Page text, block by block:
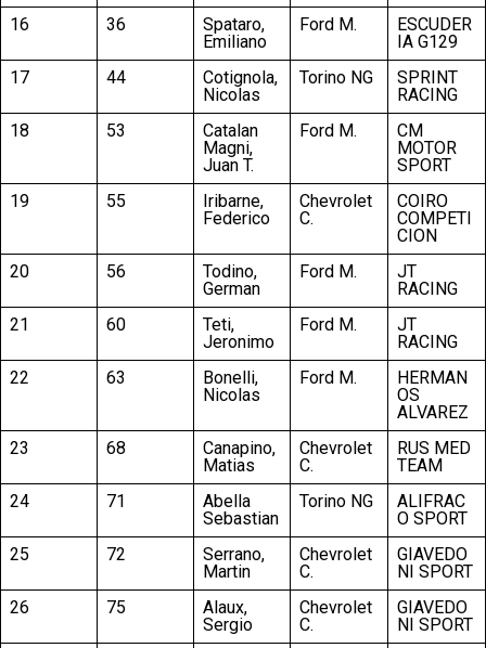
16
36
Spataro,
Emiliano
Ford M.
ESCUDER
IA G129
17
44
Cotignola,
Nicolas
Torino NG
SPRINT
RACING
18
53
Catalan
Magni,
Juan T.
Ford M.
CM
MOTOR
SPORT
19
55
Iribarne,
Federico
Chevrolet
C.
COIRO
COMPETI
CION
20
56
Todino,
German
Ford M.
JT
RACING
21
60
Teti,
Jeronimo
Ford M.
JT
RACING
22
63
Bonelli,
Nicolas
Ford M.
HERMAN
OS
ALVAREZ
23
68
Canapino,
Matias
Chevrolet
C.
RUS MED
TEAM
24
71
Abella
Sebastian
Torino NG
ALIFRAC
O SPORT
25
72
Serrano,
Martin
Chevrolet
C.
GIAVEDO
NI SPORT
26
75
Alaux,
Sergio
Chevrolet
C.
GIAVEDO
NI SPORT